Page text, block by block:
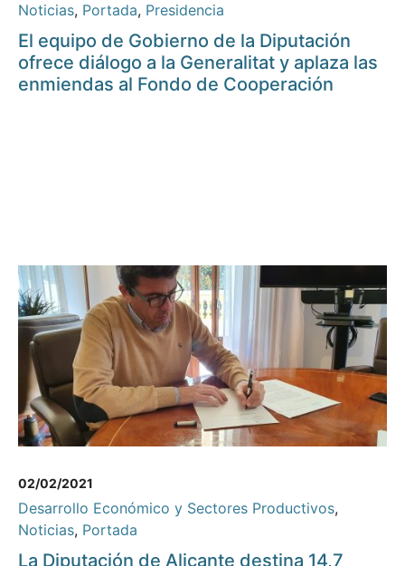
Noticias, Portada, Presidencia
El equipo de Gobierno de la Diputación
ofrece diálogo a la Generalitat y aplaza las
enmiendas al Fondo de Cooperación
02/02/2021
Desarrollo Económico y Sectores Productivos,
Noticias, Portada
La Diputación de Alicante destina 14,7